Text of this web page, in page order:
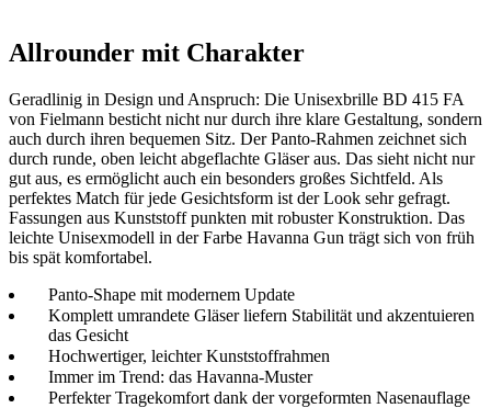
Allrounder mit Charakter
Geradlinig in Design und Anspruch: Die Unisexbrille BD 415 FA
von Fielmann besticht nicht nur durch ihre klare Gestaltung, sondern
auch durch ihren bequemen Sitz. Der Panto-Rahmen zeichnet sich
durch runde, oben leicht abgeflachte Gläser aus. Das sieht nicht nur
gut aus, es ermöglicht auch ein besonders großes Sichtfeld. Als
perfektes Match für jede Gesichtsform ist der Look sehr gefragt.
Fassungen aus Kunststoff punkten mit robuster Konstruktion. Das
leichte Unisexmodell in der Farbe Havanna Gun trägt sich von früh
bis spät komfortabel.
Panto-Shape mit modernem Update
Komplett umrandete Gläser liefern Stabilität und akzentuieren
das Gesicht
Hochwertiger, leichter Kunststoffrahmen
Immer im Trend: das Havanna-Muster
Perfekter Tragekomfort dank der vorgeformten Nasenauflage